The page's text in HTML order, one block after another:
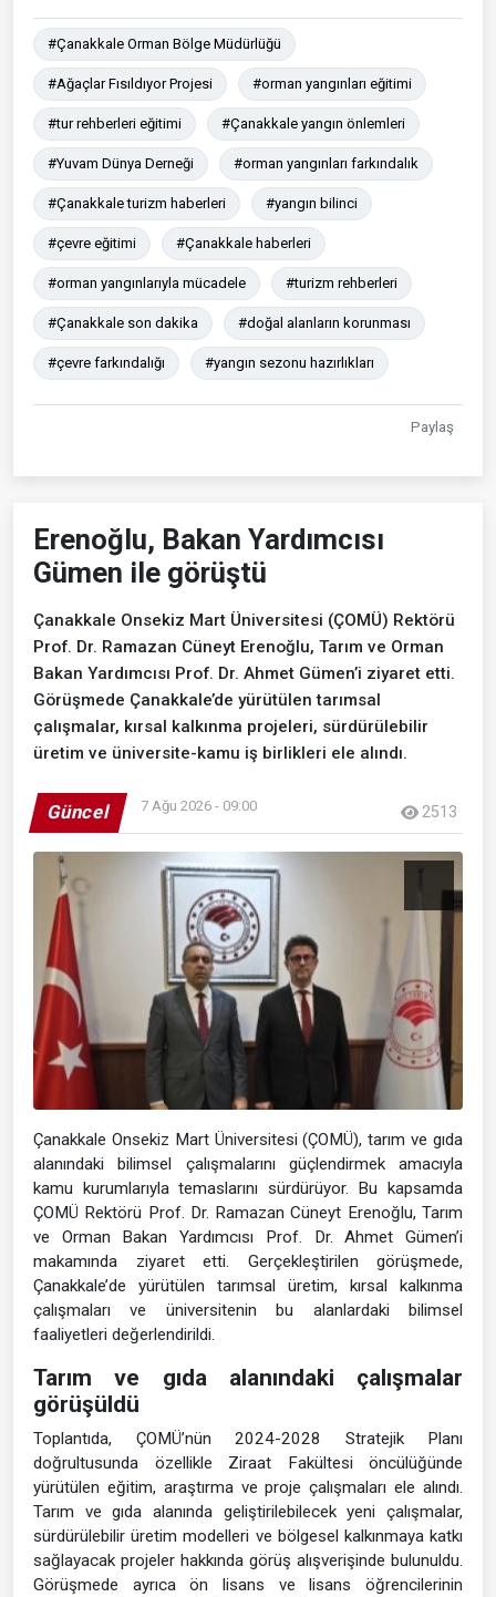
#Çanakkale Orman Bölge Müdürlüğü
#Ağaçlar Fısıldıyor Projesi #orman yangınları eğitimi
#tur rehberleri eğitimi #Çanakkale yangın önlemleri
#Yuvam Dünya Derneği #orman yangınları farkındalık
#Çanakkale turizm haberleri #yangın bilinci
#çevre eğitimi #Çanakkale haberleri
#orman yangınlarıyla mücadele #turizm rehberleri
#Çanakkale son dakika #doğal alanların korunması
#çevre farkındalığı #yangın sezonu hazırlıkları
Paylaş
Erenoğlu, Bakan Yardımcısı
Gümen ile görüştü
Çanakkale Onsekiz Mart Üniversitesi (ÇOMÜ) Rektörü
Prof. Dr. Ramazan Cüneyt Erenoğlu, Tarım ve Orman
Bakan Yardımcısı Prof. Dr. Ahmet Gümen’i ziyaret etti.
Görüşmede Çanakkale’de yürütülen tarımsal
çalışmalar, kırsal kalkınma projeleri, sürdürülebilir
üretim ve üniversite-kamu iş birlikleri ele alındı.
Güncel 7 Ağu 2026 - 09:00 2513
Çanakkale Onsekiz Mart Üniversitesi (ÇOMÜ), tarım ve gıda
alanındaki bilimsel çalışmalarını güçlendirmek amacıyla
kamu kurumlarıyla temaslarını sürdürüyor. Bu kapsamda
ÇOMÜ Rektörü Prof. Dr. Ramazan Cüneyt Erenoğlu, Tarım
ve Orman Bakan Yardımcısı Prof. Dr. Ahmet Gümen’i
makamında ziyaret etti. Gerçekleştirilen görüşmede,
Çanakkale’de yürütülen tarımsal üretim, kırsal kalkınma
çalışmaları ve üniversitenin bu alanlardaki bilimsel
faaliyetleri değerlendirildi.
Tarım ve gıda alanındaki çalışmalar
görüşüldü
Toplantıda, ÇOMÜ’nün 2024-2028 Stratejik Planı
doğrultusunda özellikle Ziraat Fakültesi öncülüğünde
yürütülen eğitim, araştırma ve proje çalışmaları ele alındı.
Tarım ve gıda alanında geliştirilebilecek yeni çalışmalar,
sürdürülebilir üretim modelleri ve bölgesel kalkınmaya katkı
sağlayacak projeler hakkında görüş alışverişinde bulunuldu.
Görüşmede ayrıca ön lisans ve lisans öğrencilerinin